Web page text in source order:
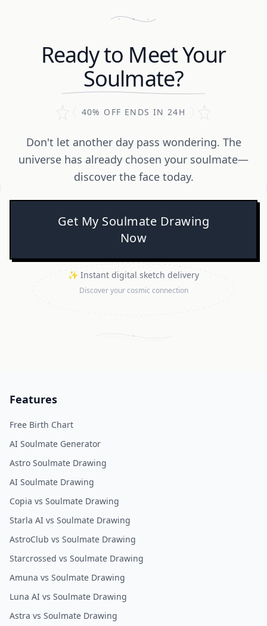
Ready to Meet Your
Soulmate?
40% OFF ENDS IN 24H
Don't let another day pass wondering. The
universe has already chosen your soulmate—
discover the face today.
Get My Soulmate Drawing
Now
✨ Instant digital sketch delivery
Discover your cosmic connection
Features
Free Birth Chart
AI Soulmate Generator
Astro Soulmate Drawing
AI Soulmate Drawing
Copia vs Soulmate Drawing
Starla AI vs Soulmate Drawing
AstroClub vs Soulmate Drawing
Starcrossed vs Soulmate Drawing
Amuna vs Soulmate Drawing
Luna AI vs Soulmate Drawing
Astra vs Soulmate Drawing